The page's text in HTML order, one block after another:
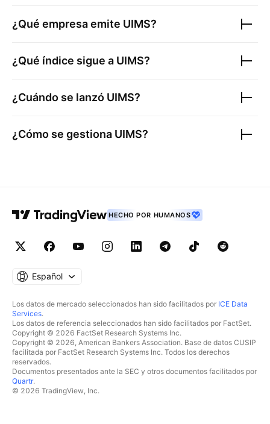
¿Qué empresa emite UIMS?
¿Qué índice sigue a UIMS?
¿Cuándo se lanzó UIMS?
¿Cómo se gestiona UIMS?
HECHO POR HUMANOS
Español
Los datos de mercado seleccionados han sido facilitados por ICE Data
Services.
Los datos de referencia seleccionados han sido facilitados por FactSet.
Copyright © 2026 FactSet Research Systems Inc.
Copyright © 2026, American Bankers Association. Base de datos CUSIP
facilitada por FactSet Research Systems Inc. Todos los derechos
reservados.
Documentos presentados ante la SEC y otros documentos facilitados por
Quartr.
© 2026 TradingView, Inc.